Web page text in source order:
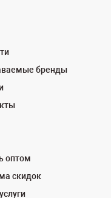
бренды
оптом
скидок